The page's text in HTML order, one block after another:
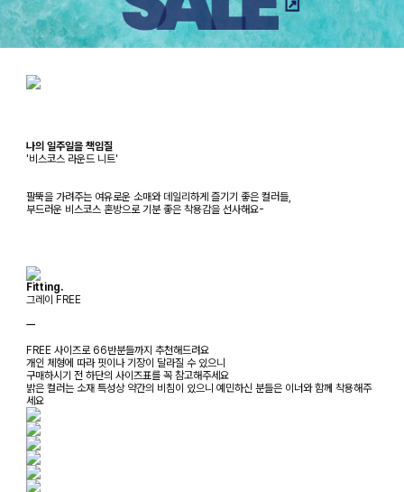
나의 일주일을 책임질
'비스코스 라운드 니트'
팔뚝을 가려주는 여유로운 소매와 데일리하게 즐기기 좋은 컬러들,
부드러운 비스코스 혼방으로 기분 좋은 착용감을 선사해요-
Fitting.
그레이 FREE
ㅡ
FREE 사이즈로 66반분들까지 추천해드려요
개인 체형에 따라 핏이나 기장이 달라질 수 있으니
구매하시기 전 하단의 사이즈표를 꼭 참고해주세요
밝은 컬러는 소재 특성상 약간의 비침이 있으니 예민하신 분들은 이너와 함께 착용해주
세요